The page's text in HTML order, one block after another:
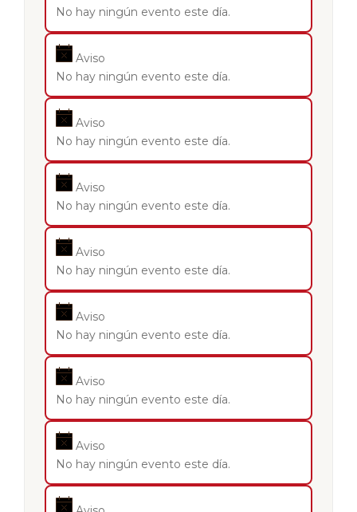
No hay ningún evento este día.
Aviso
No hay ningún evento este día.
Aviso
No hay ningún evento este día.
Aviso
No hay ningún evento este día.
Aviso
No hay ningún evento este día.
Aviso
No hay ningún evento este día.
Aviso
No hay ningún evento este día.
Aviso
No hay ningún evento este día.